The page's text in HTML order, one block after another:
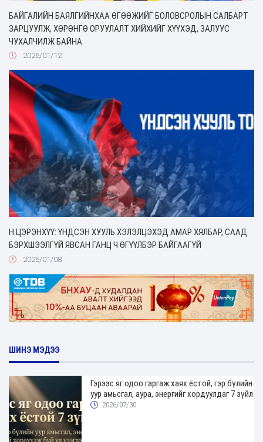
БАЙГАЛИЙН БАЯЛГИЙНХАА ӨГӨӨЖИЙГ БОЛОВСРОЛЫН САЛБАРТ
ЗАРЦУУЛЖ, ХӨРӨНГӨ ОРУУЛАЛТ ХИЙХИЙГ ХҮҮХЭД, ЗАЛУУС
ЧУХАЛЧИЛЖ БАЙНА
2026/01/12
Н.ЦЭРЭНХҮҮ: ҮНДСЭН ХУУЛЬ ХЭЛЭЛЦЭХЭД АМАР ХЯЛБАР, СААД
БЭРХШЭЭЛГҮЙ ЯВСАН ГАНЦ Ч ӨГҮҮЛБЭР БАЙГААГҮЙ
2026/01/08
ШИНЭ МЭДЭЭ
Гэрээс яг одоо гаргаж хаях ёстой, гэр бүлийн
уур амьсгал, аура, энергийг хордуулдаг 7 зүйл
2026/07/30